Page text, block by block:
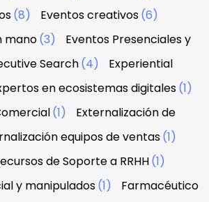
(8) Eventos creativos(6)
mano(3)
Eventos Presenciales y
Search(4)
Experiential
en ecosistemas digitales(1)
(1)
Externalización de
equipos de ventas(1)
de Soporte a RRHH(1)
y manipulados(1) Farmacéutico